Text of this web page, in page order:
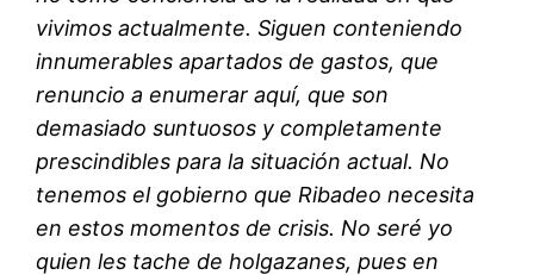
vivimos actualmente. Siguen conteniendo
innumerables apartados de gastos, que
renuncio a enumerar aquí, que son
demasiado suntuosos y completamente
prescindibles para la situación actual. No
tenemos el gobierno que Ribadeo necesita
en estos momentos de crisis. No seré yo
quien les tache de holgazanes, pues en